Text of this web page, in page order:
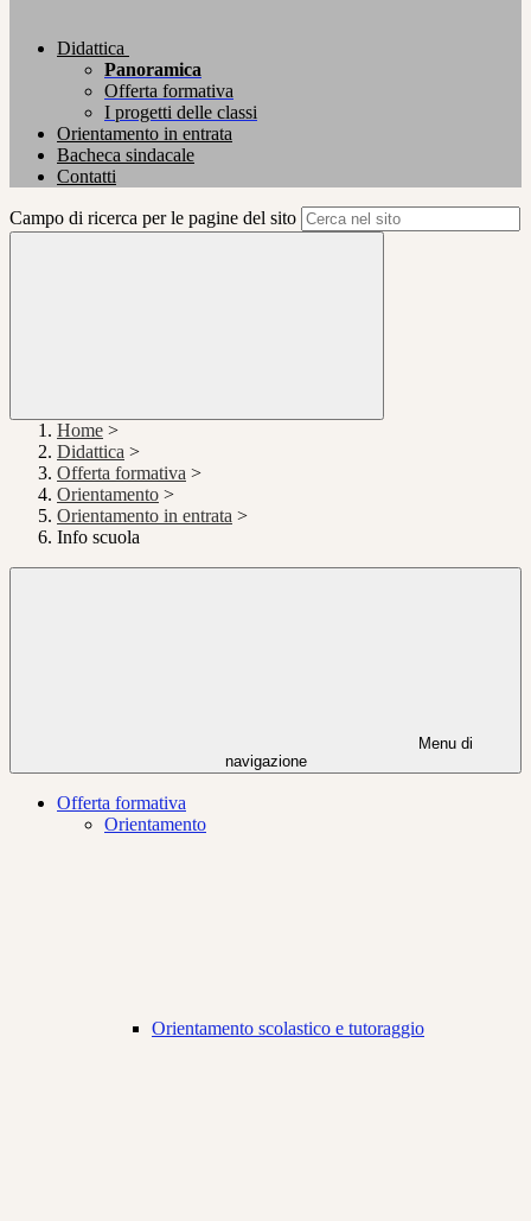
Didattica
Panoramica
Offerta formativa
I progetti delle classi
Orientamento in entrata
Bacheca sindacale
Contatti
Campo di ricerca per le pagine del sito
Home >
Didattica >
Offerta formativa >
Orientamento >
Orientamento in entrata >
Info scuola
Menu di
navigazione
Offerta formativa
Orientamento
Orientamento scolastico e tutoraggio